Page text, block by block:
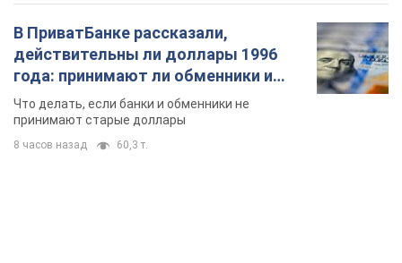
В ПриватБанке рассказали,
действительны ли доллары 1996
года: принимают ли обменники и
банки такие купюры
Что делать, если банки и обменники не
принимают старые доллары
8 часов назад 60,3 т.